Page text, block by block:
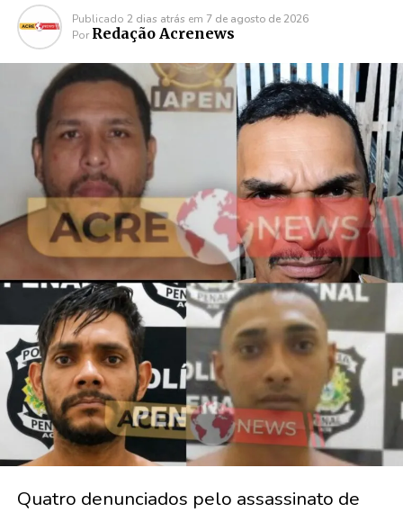
Publicado 2 dias atrás em 7 de agosto de 2026
Por Redação Acrenews
Quatro denunciados pelo assassinato de